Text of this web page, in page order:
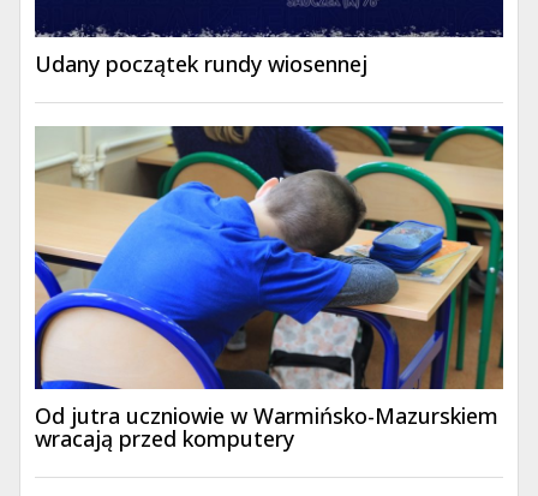
Udany początek rundy wiosennej
Od jutra uczniowie w Warmińsko-Mazurskiem
wracają przed komputery